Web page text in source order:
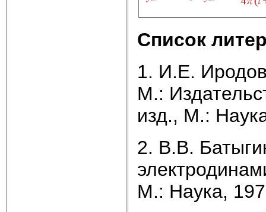
Список
1. И.Е.
М.:
изд., М.:
2. В.В.
М.: Наука,